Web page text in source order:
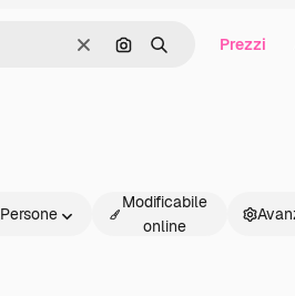
CancellaCerca per immagine
Ricerca Prezzi
Persone
Modificabile
online